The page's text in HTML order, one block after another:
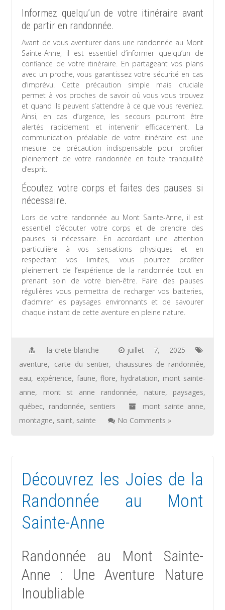
Informez quelqu’un de votre itinéraire avant
de partir en randonnée.
Avant de vous aventurer dans une randonnée au Mont
Sainte-Anne, il est essentiel d’informer quelqu’un de
confiance de votre itinéraire. En partageant vos plans
avec un proche, vous garantissez votre sécurité en cas
d’imprévu. Cette précaution simple mais cruciale
permet à vos proches de savoir où vous vous trouvez
et quand ils peuvent s’attendre à ce que vous reveniez.
Ainsi, en cas d’urgence, les secours pourront être
alertés rapidement et intervenir efficacement. La
communication préalable de votre itinéraire est une
mesure de précaution indispensable pour profiter
pleinement de votre randonnée en toute tranquillité
d’esprit.
Écoutez votre corps et faites des pauses si
nécessaire.
Lors de votre randonnée au Mont Sainte-Anne, il est
essentiel d’écouter votre corps et de prendre des
pauses si nécessaire. En accordant une attention
particulière à vos sensations physiques et en
respectant vos limites, vous pourrez profiter
pleinement de l’expérience de la randonnée tout en
prenant soin de votre bien-être. Faire des pauses
régulières vous permettra de recharger vos batteries,
d’admirer les paysages environnants et de savourer
chaque instant de cette aventure en pleine nature.
la-crete-blanche
juillet 7, 2025
aventure, carte du sentier, chaussures de randonnée,
eau, expérience, faune, flore, hydratation, mont sainte-
anne, mont st anne randonnée, nature, paysages,
québec, randonnée, sentiers mont sainte anne,
montagne, saint, sainte No Comments »
Découvrez les Joies de la
Randonnée au Mont
Sainte-Anne
Randonnée au Mont Sainte-
Anne : Une Aventure Nature
Inoubliable